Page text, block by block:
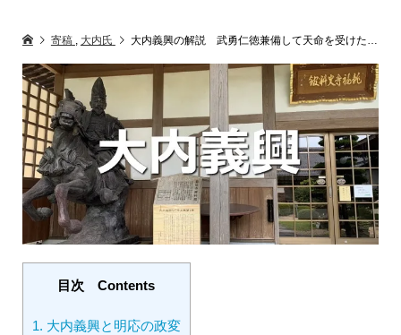
寄稿 , 大内氏 大内義興の解説 武勇仁徳兼備して天命を受けた良将
目次 Contents
1. 大内義興と明応の政変